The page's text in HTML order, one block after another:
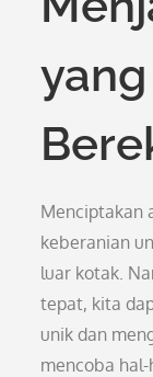
Menciptakan
keberanian
luar kotak.
tepat, kita
unik dan
mencoba